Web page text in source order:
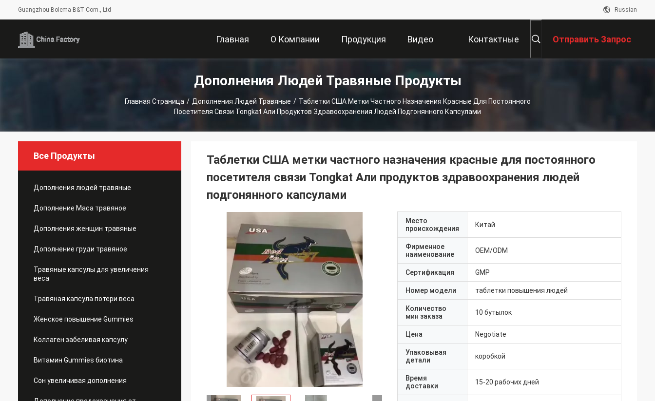
Guangzhou Bolema B&T Com., Ltd Russian
Главная
Страница
О Компании Продукция Видео Контактные Отправить Запрос
Дополнения Людей Травяные Продукты
Главная Страница / Дополнения Людей Травяные / Таблетки США Метки Частного Назначения Красные Для Постоянного
Посетителя Связи Tongkat Али Продуктов Здравоохранения Людей Подгонянного Капсулами
Все Продукты
Дополнения людей травяные
Дополнение Maca травяное
Дополнения женщин травяные
Дополнение груди травяное
Травяные капсулы для увеличения
веса
Травяная капсула потери веса
Женское повышение Gummies
Коллаген забеливая капсулу
Витамин Gummies биотина
Сон увеличивая дополнения
Таблетки США метки частного назначения красные для постоянного
посетителя связи Tongkat Али продуктов здравоохранения людей
подгонянного капсулами
Место
происхождения
Китай
Фирменное
наименование
OEM/ODM
Сертификация GMP
Номер модели таблетки повышения людей
Количество
мин заказа
10 бутылок
Цена Negotiate
Упаковывая
детали
коробкой
Время
доставки
15-20 рабочих дней